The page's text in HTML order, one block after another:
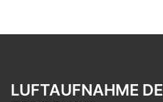
LUFTAUFNAHME